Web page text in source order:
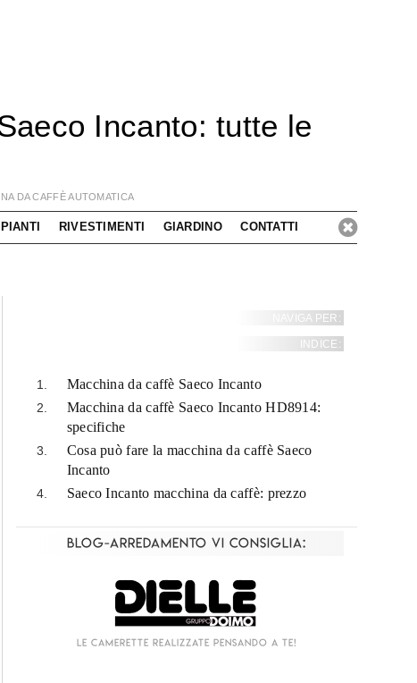
Incanto: tutte le
DA CAFFÈ AUTOMATICA
RIVESTIMENTI GIARDINO CONTATTI
NAVIGA PER:
INDICE:
Macchina da caffè Saeco Incanto
Macchina da caffè Saeco Incanto HD8914:
specifiche
Cosa può fare la macchina da caffè Saeco
Incanto
Saeco Incanto macchina da caffè: prezzo
Blog-Arredamento vi consiglia: